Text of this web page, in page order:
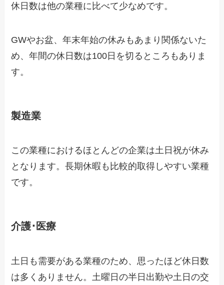
休日数は他の業種に比べて少なめです。
GWやお盆、年末年始の休みもあまり関係ないた
め、年間の休日数は100日を切るところもありま
す。
製造業
この業種におけるほとんどの企業は土日祝が休み
となります。長期休暇も比較的取得しやすい業種
です。
介護･医療
土日も需要がある業種のため、思ったほど休日数
は多くありません。土曜日の半日出勤や土日の交